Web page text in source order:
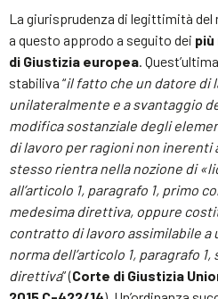
La giurisprudenza di legittimità
a questo approdo a seguito dei
di Giustizia europea.
stabiliva “il fatto che un datore di
unilateralmente e a svantaggio
modifica sostanziale degli
di lavoro per ragioni non inerenti
stesso rientra nella nozione di
all’articolo 1, paragrafo 1, primo
medesima direttiva, oppure
contratto di lavoro assimilabile
norma dell’articolo 1, paragrafo
direttiva” (Corte di Giustizia